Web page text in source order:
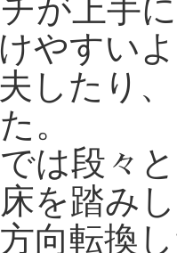
が上手
やすい
したり
。
は段々
を踏み
向転換